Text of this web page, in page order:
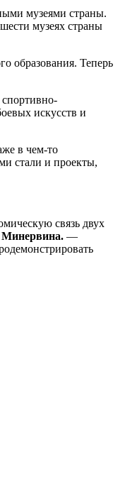
музеями страны.
музеях страны
образования. Теперь
искусств и
в чем-то
стали и проекты,
связь двух
Минервина. —